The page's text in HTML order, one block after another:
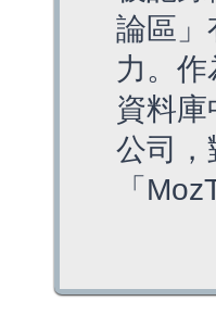
論區」
力。
資料
公司，
「